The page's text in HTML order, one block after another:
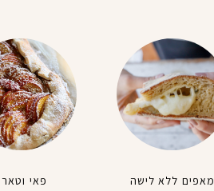
מאפים ללא לישה פאי